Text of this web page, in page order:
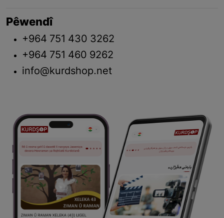
Pêwendî
+964 751 430 3262
+964 751 460 9262
info@kurdshop.net